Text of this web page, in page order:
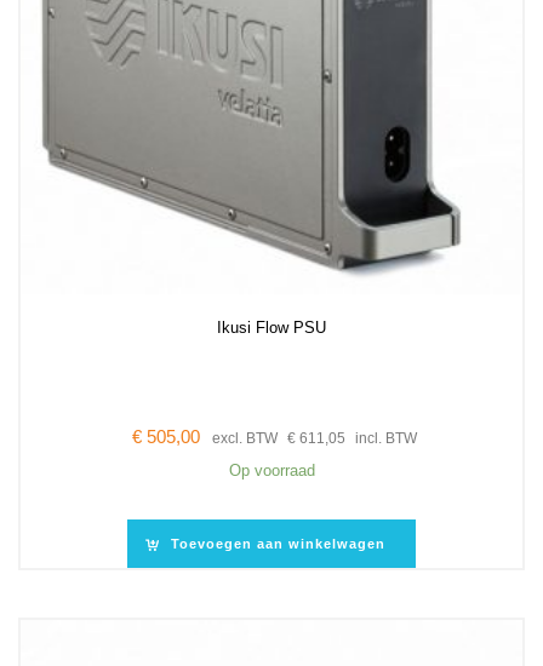
Ikusi Flow PSU
€ 505,00 excl. BTW € 611,05 incl. BTW
Op voorraad
Toevoegen aan winkelwagen